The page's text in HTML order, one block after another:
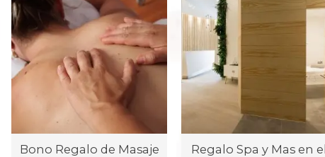
Bono Regalo de Masaje
Regalo Spa y Mas en el